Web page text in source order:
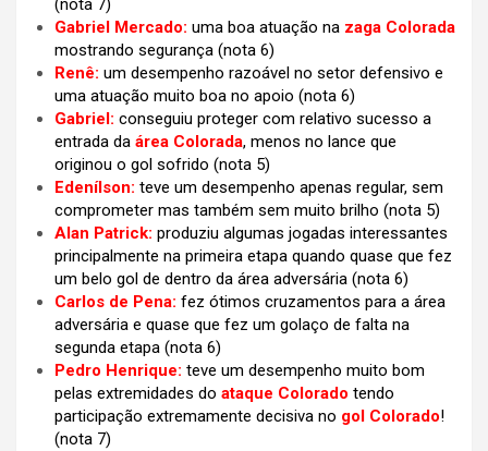
(nota 7)
Gabriel Mercado: uma boa atuação na zaga Colorada
mostrando segurança (nota 6)
Renê: um desempenho razoável no setor defensivo e
uma atuação muito boa no apoio (nota 6)
Gabriel: conseguiu proteger com relativo sucesso a
entrada da área Colorada, menos no lance que
originou o gol sofrido (nota 5)
Edenílson: teve um desempenho apenas regular, sem
comprometer mas também sem muito brilho (nota 5)
Alan Patrick: produziu algumas jogadas interessantes
principalmente na primeira etapa quando quase que fez
um belo gol de dentro da área adversária (nota 6)
Carlos de Pena: fez ótimos cruzamentos para a área
adversária e quase que fez um golaço de falta na
segunda etapa (nota 6)
Pedro Henrique: teve um desempenho muito bom
pelas extremidades do ataque Colorado tendo
participação extremamente decisiva no gol Colorado!
(nota 7)